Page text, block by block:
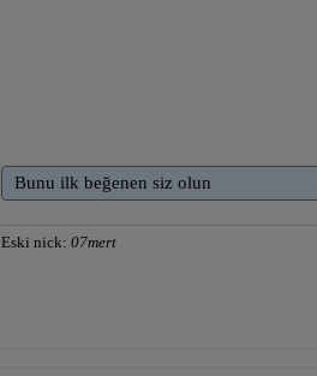
Bunu ilk beğenen siz olun
Eski nick: 07mert